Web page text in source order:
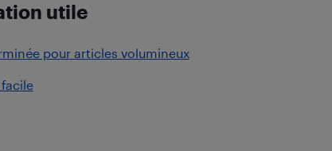
utile
pour articles volumineux